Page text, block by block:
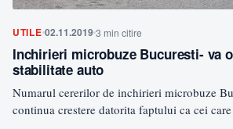
UTILE 02.11.2019 3 min citire
Inchirieri microbuze Bucuresti- va
stabilitate auto
Numarul cererilor de inchirieri microbuze
continua crestere datorita faptului ca cei